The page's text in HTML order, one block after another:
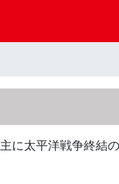
に太平洋戦争終結